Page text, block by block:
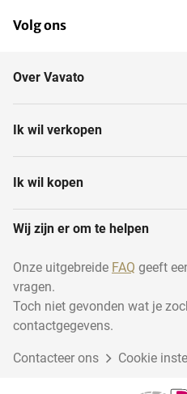
Papierboormachines
Overige grafische
Triltafels
Guillotinescharen
Lijmmachines
Volg ons
Over Vavato
Ik wil verkopen
Ik wil kopen
Wij zijn er om te helpen
Onze uitgebreide FAQ geeft
vragen.
Toch niet gevonden wat je
contactgegevens.
Contacteer ons Cookie